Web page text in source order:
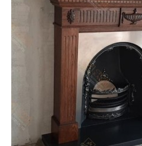
Классика в КП Исландия -
английской топкой Stovax от
Цена по запросу